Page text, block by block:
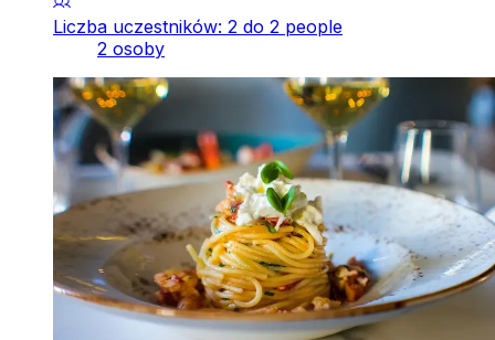
Liczba uczestników: 2 do 2 people
2 osoby